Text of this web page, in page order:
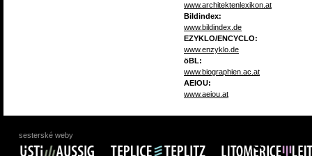
www.architektenlexikon.at
Bildindex:
www.bildindex.de
EZYKLO/ENCYCLO:
www.enzyklo.de
öBL:
www.biographien.ac.at
AEIOU:
www.aeiou.at
sesterské weby